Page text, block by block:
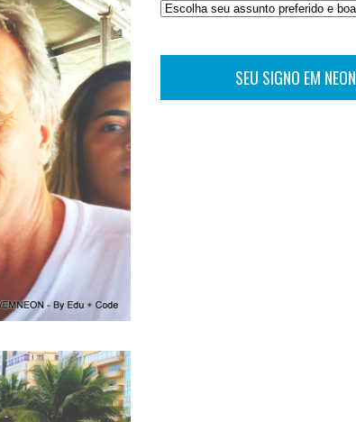
SEU SIGNO EM NEON